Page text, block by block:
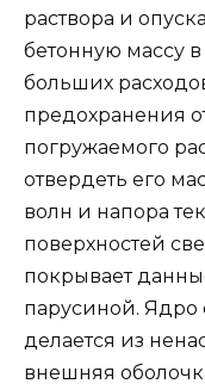
раствора и
бетонную массу
больших
предохранения
погружаемого
отвердеть его
волн и напора
поверхностей
покрывает
парусиной.
делается из
внешняя